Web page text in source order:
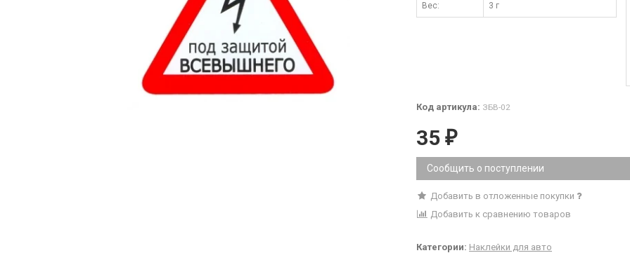
Вес: 3 г
Код артикула: ЗБВ-02
35 ₽
Сообщить о поступлении
Добавить в отложенные покупки
Добавить к сравнению товаров
Категории: Наклейки для авто